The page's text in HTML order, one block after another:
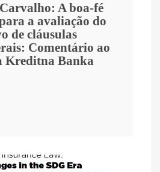
A boa-fé
a avaliação do
de cláusulas
Comentário ao
Kreditna Banka